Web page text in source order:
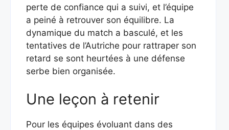
perte de confiance qui a suivi, et l’équipe
a peiné à retrouver son équilibre. La
dynamique du match a basculé, et les
tentatives de l’Autriche pour rattraper son
retard se sont heurtées à une défense
serbe bien organisée.
Une leçon à retenir
Pour les équipes évoluant dans des